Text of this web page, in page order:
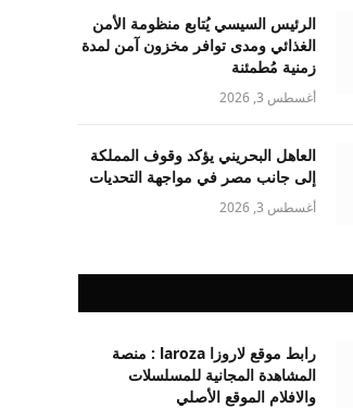
الرئيس السيسي يُتابع منظومة الأمن
الغذائي ومدى توافر مخزون آمن لمدة
زمنية مُطمئنة
أغسطس 3, 2026
العاهل البحريني يؤكد وقوف المملكة
إلى جانب مصر في مواجهة التحديات
أغسطس 3, 2026
رابط موقع لاروزا laroza : منصة
المشاهدة المجانية للمسلسلات
والافلام الموقع الأصلي